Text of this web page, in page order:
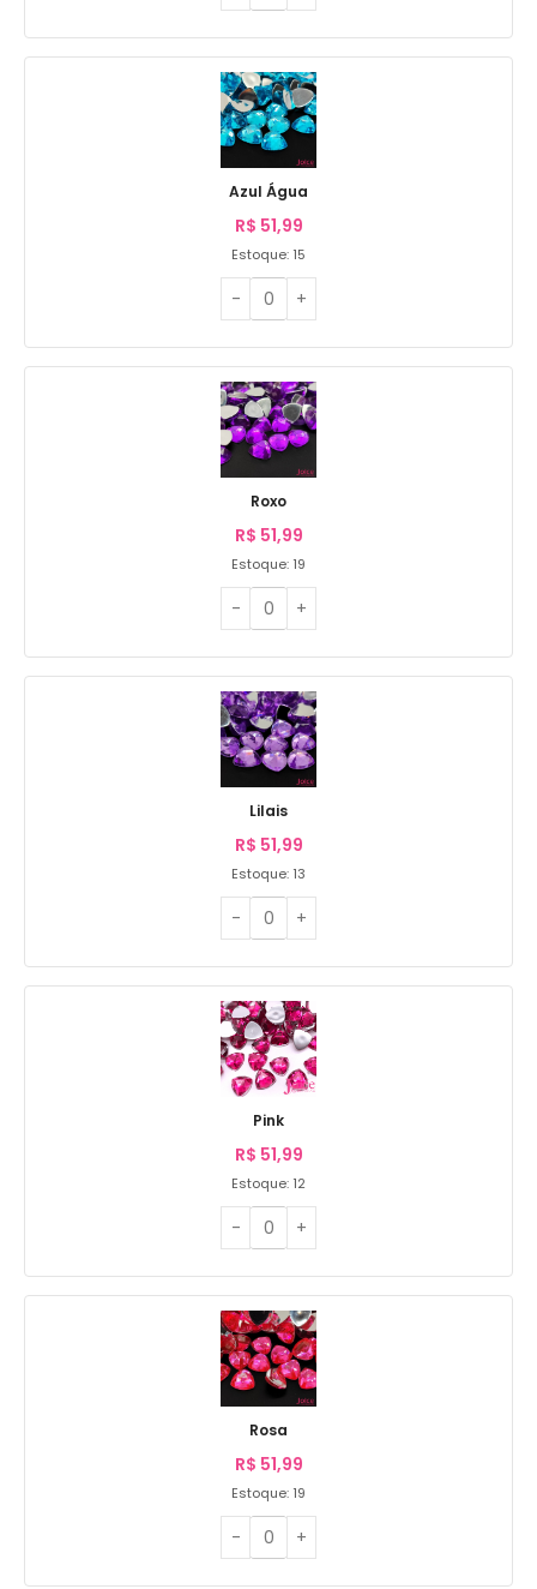
Azul Água
R$ 51,99
Estoque: 15
Roxo
R$ 51,99
Estoque: 19
Lilais
R$ 51,99
Estoque: 13
Pink
R$ 51,99
Estoque: 12
Rosa
R$ 51,99
Estoque: 19